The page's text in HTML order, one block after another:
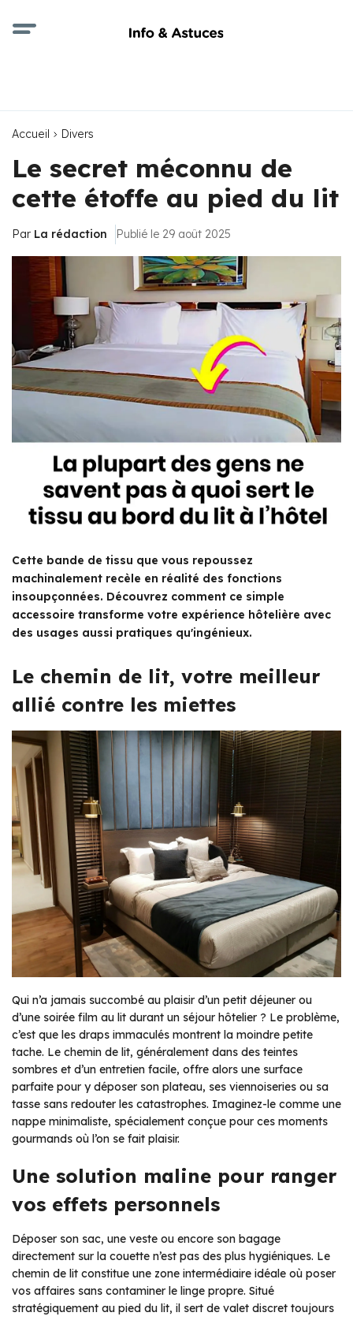
Accueil Divers
Le secret méconnu de
cette étoffe au pied du lit
Par La rédaction Publié le 29 août 2025
Cette bande de tissu que vous repoussez
machinalement recèle en réalité des fonctions
insoupçonnées. Découvrez comment ce simple
accessoire transforme votre expérience hôtelière avec
des usages aussi pratiques qu'ingénieux.
Le chemin de lit, votre meilleur
allié contre les miettes
Qui n’a jamais succombé au plaisir d’un petit déjeuner ou
d’une soirée film au lit durant un séjour hôtelier ? Le problème,
c’est que les draps immaculés montrent la moindre petite
tache. Le chemin de lit, généralement dans des teintes
sombres et d’un entretien facile, offre alors une surface
parfaite pour y déposer son plateau, ses viennoiseries ou sa
tasse sans redouter les catastrophes. Imaginez-le comme une
nappe minimaliste, spécialement conçue pour ces moments
gourmands où l’on se fait plaisir.
Une solution maline pour ranger
vos effets personnels
Déposer son sac, une veste ou encore son bagage
directement sur la couette n’est pas des plus hygiéniques. Le
chemin de lit constitue une zone intermédiaire idéale où poser
vos affaires sans contaminer le linge propre. Situé
stratégiquement au pied du lit, il sert de valet discret toujours